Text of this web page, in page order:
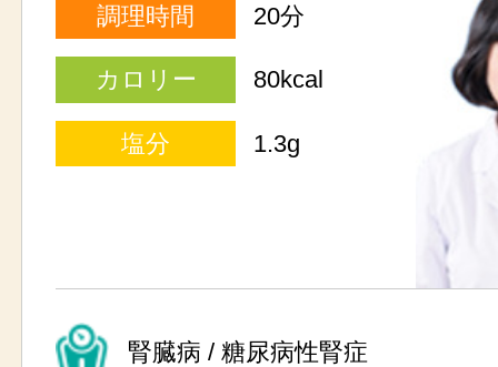
調理時間 20分
カロリー 80kcal
塩分 1.3g
腎臓病 / 糖尿病性腎症